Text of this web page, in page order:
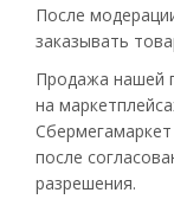
После
заказывать
Продажа нашей
на
Сбермегамаркет
после
разрешения.